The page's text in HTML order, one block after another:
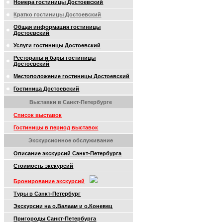
Номера гостиницы Достоевский
Кратко гостиницы Достоевский
Общая информация гостиницы
Достоевский
Услуги гостиницы Достоевский
Рестораны и бары гостиницы
Достоевский
Местоположение гостиницы Достоевский
Гостиница Достоевский
Выставки в Санкт-Петербурге
Список выставок
Гостиницы в период выставок
Экскурсионное обслуживание
Описание экскурсий Санкт-Петербурга
Стоимость экскурсий
Бронирование экскурсий
Туры в Санкт-Петербург
Экскурсии на о.Валаам и о.Коневец
Пригороды Санкт-Петербурга